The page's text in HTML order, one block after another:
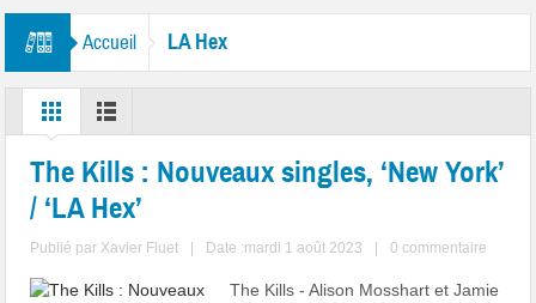
Accueil LA Hex
The Kills : Nouveaux singles, ‘New York’
/ ‘LA Hex’
Publié par Xavier Fluet Date :mardi 1 août 2023 0 commentaire
The Kills - Alison Mosshart et Jamie